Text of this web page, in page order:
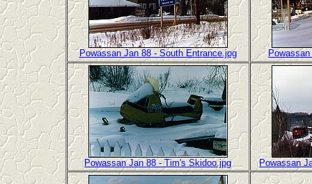
Powassan Jan 88 - South Entrance.jpg
Powassan Jan 88 - Tim's Skidoo.jpg Powassan